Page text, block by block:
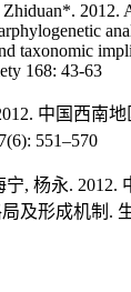
2012.
taxonomic
168: 43-63
中国西南
551–570
, 杨永. 2012.
及形成机制.